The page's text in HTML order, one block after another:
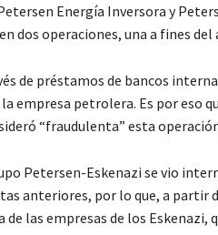
Energía Inversora y
dos operaciones, una a fines del
de préstamos de bancos
empresa petrolera. Es por eso
“fraudulenta” esta
Petersen-Eskenazi se vio
anteriores, por lo que, a
las empresas de los